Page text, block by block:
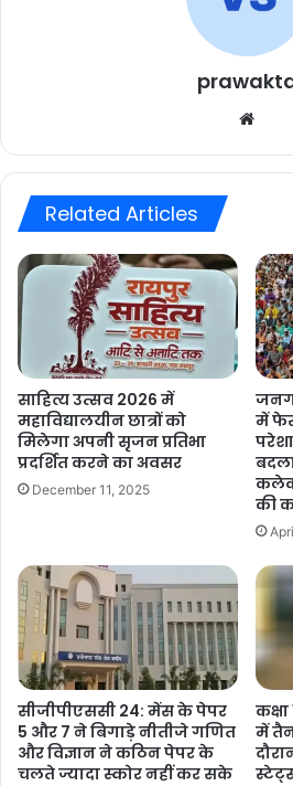
Related Articles
साहित्य उत्सव 2026 में
महाविद्यालयीन छात्रों को
मिलेगा अपनी सृजन प्रतिभा
प्रदर्शित करने का अवसर
December 11, 2025
में
की
सीजीपीएससी 24: मेंस के पेपर
5 और 7 ने बिगाड़े नीतीजे गणित
और विज्ञान ने कठिन पेपर के
चलते ज्यादा स्कोर नहीं कर सके
कक्षा
में